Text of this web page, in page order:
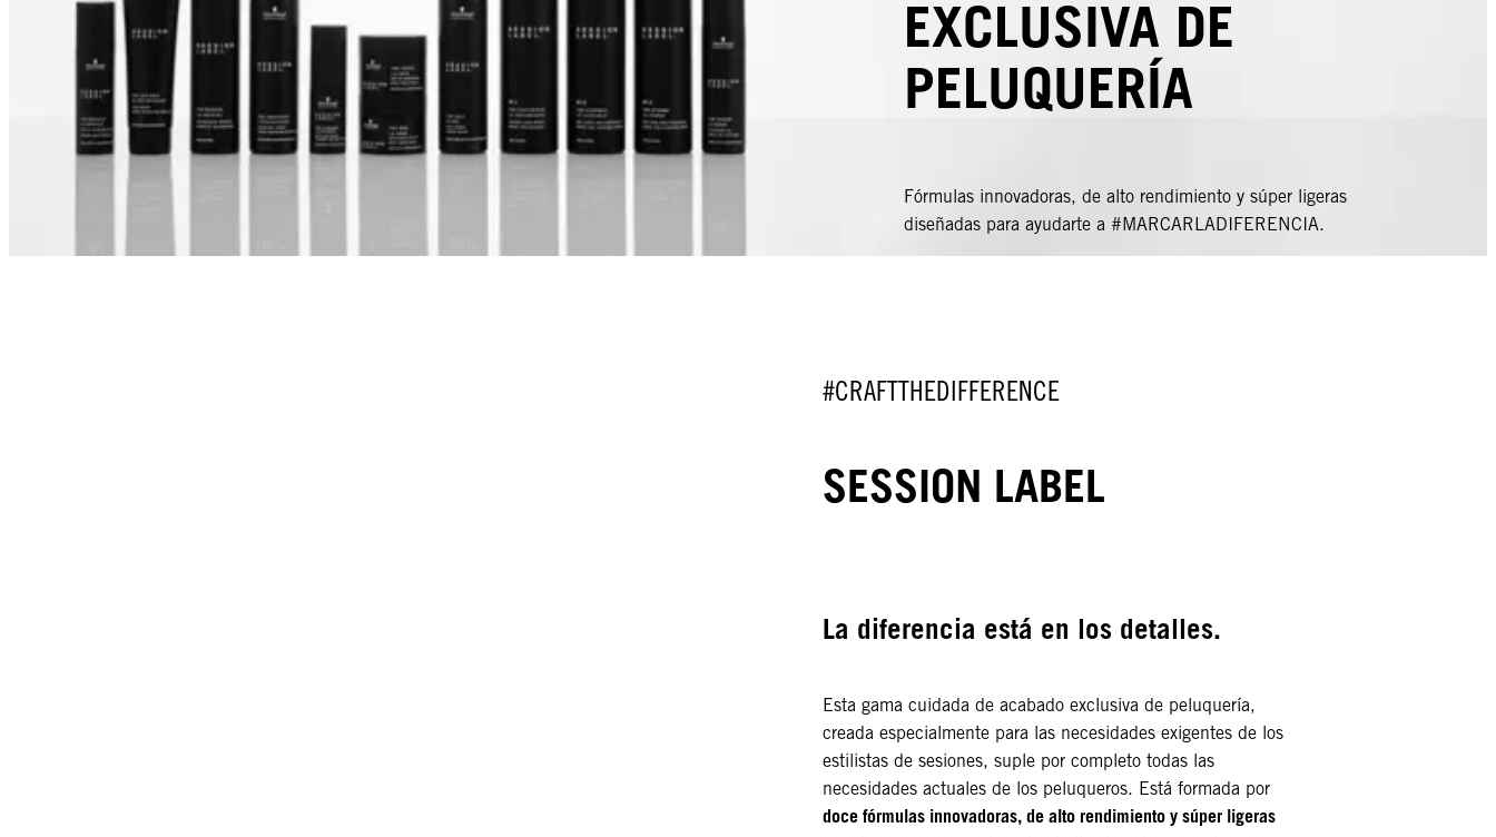
EXCLUSIVA DE
PELUQUERÍA
Fórmulas innovadoras, de alto rendimiento y súper ligeras
diseñadas para ayudarte a #MARCARLADIFERENCIA.
#CRAFTTHEDIFFERENCE
SESSION LABEL
La diferencia está en los detalles.
Esta gama cuidada de acabado exclusiva de peluquería,
creada especialmente para las necesidades exigentes de los
estilistas de sesiones, suple por completo todas las
necesidades actuales de los peluqueros. Está formada por
doce fórmulas innovadoras, de alto rendimiento y súper ligeras